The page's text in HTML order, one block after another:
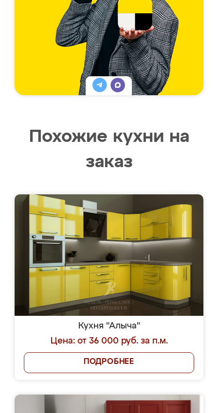
Похожие кухни на
заказ
Кухня "Алыча"
Цена: от 36 000 руб. за п.м.
ПОДРОБНЕЕ